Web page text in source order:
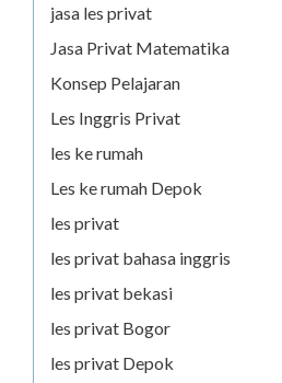
jasa les privat
Jasa Privat Matematika
Konsep Pelajaran
Les Inggris Privat
les ke rumah
Les ke rumah Depok
les privat
les privat bahasa inggris
les privat bekasi
les privat Bogor
les privat Depok